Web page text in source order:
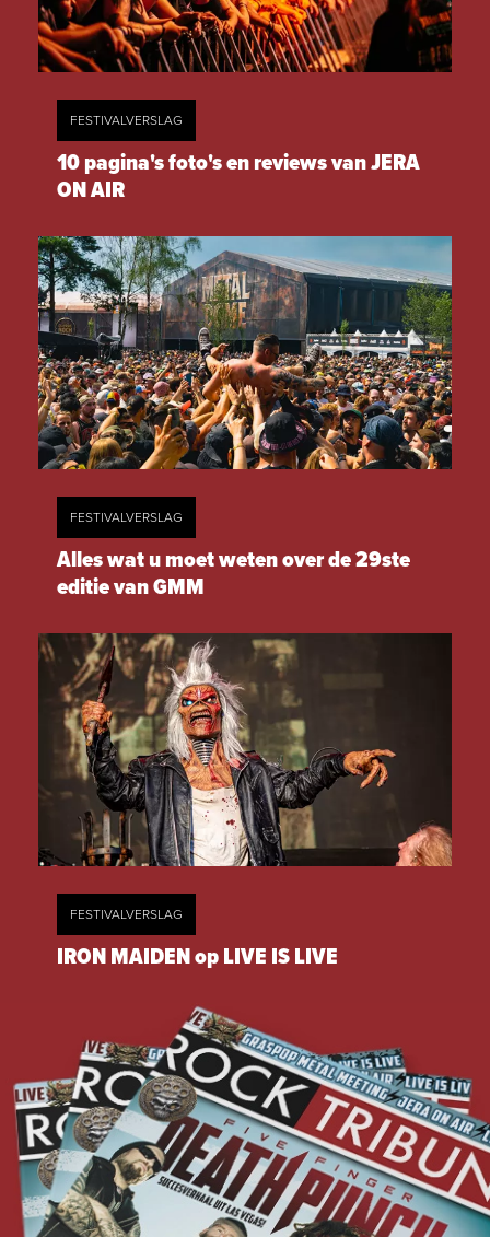
FESTIVALVERSLAG
10 pagina's foto's en reviews van JERA
ON AIR
FESTIVALVERSLAG
Alles wat u moet weten over de 29ste
editie van GMM
FESTIVALVERSLAG
IRON MAIDEN op LIVE IS LIVE